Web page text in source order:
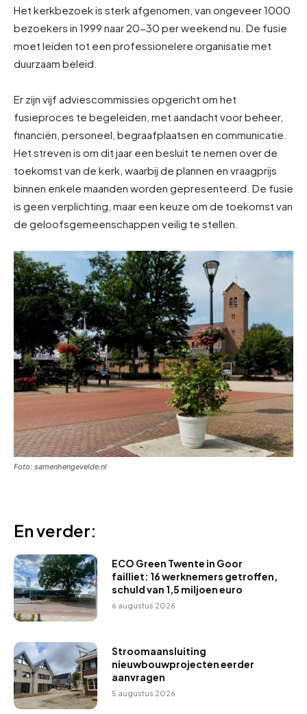
Het kerkbezoek is sterk afgenomen, van ongeveer 1000
bezoekers in 1999 naar 20-30 per weekend nu. De fusie
moet leiden tot een professionelere organisatie met
duurzaam beleid.
Er zijn vijf adviescommissies opgericht om het
fusieproces te begeleiden, met aandacht voor beheer,
financiën, personeel, begraafplaatsen en communicatie.
Het streven is om dit jaar een besluit te nemen over de
toekomst van de kerk, waarbij de plannen en vraagprijs
binnen enkele maanden worden gepresenteerd. De fusie
is geen verplichting, maar een keuze om de toekomst van
de geloofsgemeenschappen veilig te stellen.
Foto: samenhengevelde.nl
En verder:
ECO Green Twente in Goor
failliet: 16 werknemers getroffen,
schuld van 1,5 miljoen euro
6 augustus 2026
Stroomaansluiting
nieuwbouwprojecten eerder
aanvragen
5 augustus 2026